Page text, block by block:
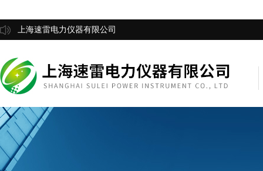
上海速雷电力仪器有限公司